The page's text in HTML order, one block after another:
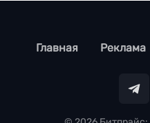
footer
Главная Реклама